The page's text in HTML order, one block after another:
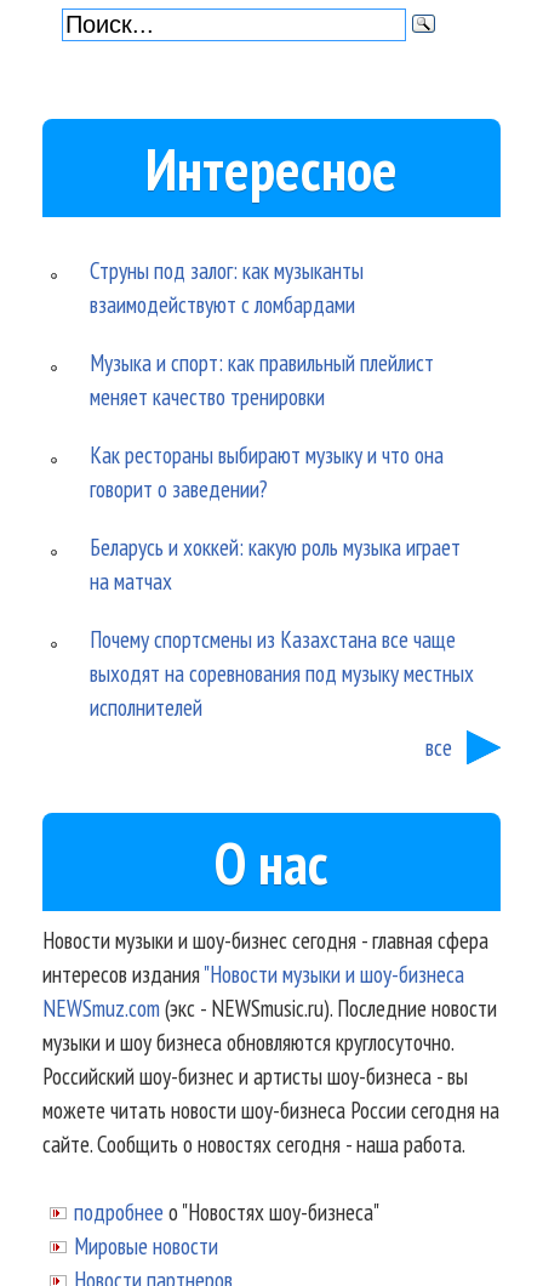
Интересное
Струны под залог: как музыканты
взаимодействуют с ломбардами
Музыка и спорт: как правильный плейлист
меняет качество тренировки
Как рестораны выбирают музыку и что она
говорит о заведении?
Беларусь и хоккей: какую роль музыка играет
на матчах
Почему спортсмены из Казахстана все чаще
выходят на соревнования под музыку местных
исполнителей
все
О нас
Новости музыки и шоу-бизнес сегодня - главная сфера
интересов издания"Новости музыки и шоу-бизнеса
NEWSmuz.com(экс - NEWSmusic.ru). Последние новости
музыки и шоу бизнеса обновляются круглосуточно.
Российский шоу-бизнес и артисты шоу-бизнеса - вы
можете читать новости шоу-бизнеса России сегодня на
сайте. Сообщить о новостях сегодня - наша работа.
подробнее о "Новостях шоу-бизнеса"
Мировые новости
Новости партнеров